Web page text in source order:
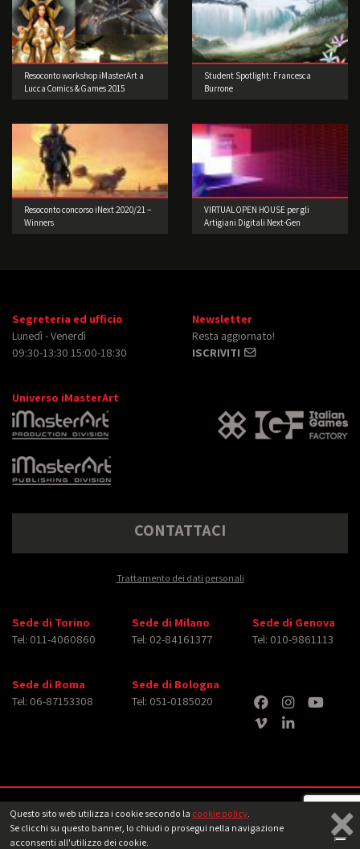
Questo sito web utilizza i cookie secondo la cookie policy.
Se clicchi su questo banner, lo chiudi o prosegui nella navigazione
acconsenti all'utilizzo dei cookie.
×
Resoconto workshop iMasterArt a
Lucca Comics & Games 2015
Student Spotlight: Francesca
Burrone
Resoconto concorso iNext 2020/21 –
Winners
VIRTUAL OPEN HOUSE per gli
Artigiani Digitali Next-Gen
Segreteria ed ufficio
Lunedì - Venerdì
09:30-13:30 15:00-18:30
Newsletter
Resta aggiornato!
ISCRIVITI
Universo iMasterArt
CONTATTACI
Trattamento dei dati personali
Sede di Torino
Tel: 011-4060860
Sede di Milano
Tel: 02-84161377
Sede di Genova
Tel: 010-9861113
Sede di Roma
Tel: 06-87153308
Sede di Bologna
Tel: 051-0185020
Copyright © 2026 iMasterArt S.r.l. ‐ All rights reserved. Tutti i diritti relativi ad
immagini e video pubblicati sono dei rispettiviaventi diritto Note legali